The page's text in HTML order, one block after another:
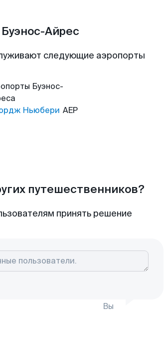
Айрес
следующие аэропорты
Буэнос-
Ньюбери AEP
путешественников?
принять решение
Вы